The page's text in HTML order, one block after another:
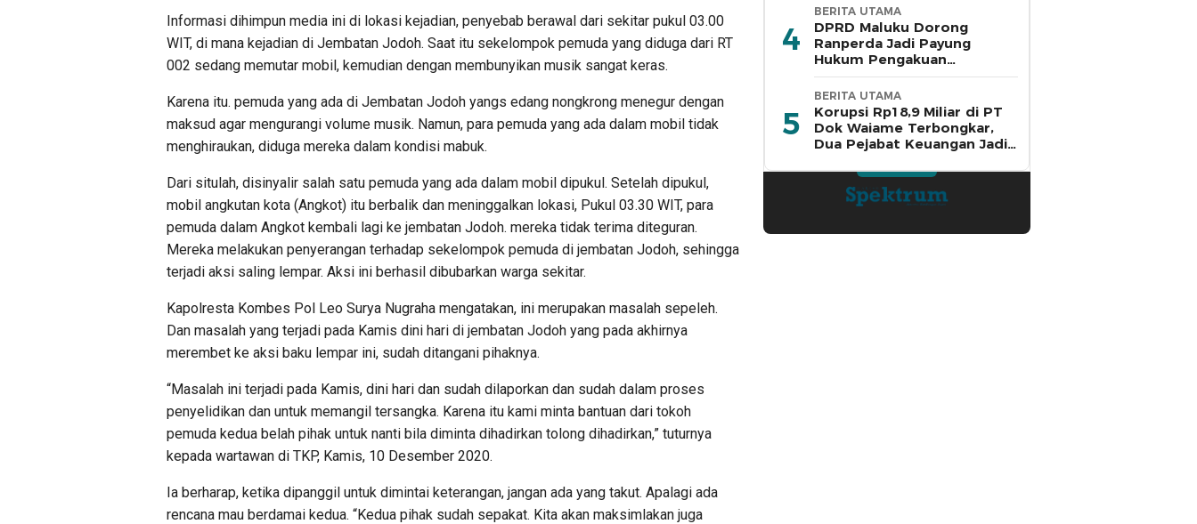
Informasi dihimpun media ini di lokasi kejadian, penyebab berawal dari sekitar pukul 03.00
WIT, di mana kejadian di Jembatan Jodoh. Saat itu sekelompok pemuda yang diduga dari RT
002 sedang memutar mobil, kemudian dengan membunyikan musik sangat keras.
Karena itu. pemuda yang ada di Jembatan Jodoh yangs edang nongkrong menegur dengan
maksud agar mengurangi volume musik. Namun, para pemuda yang ada dalam mobil tidak
menghiraukan, diduga mereka dalam kondisi mabuk.
Dari situlah, disinyalir salah satu pemuda yang ada dalam mobil dipukul. Setelah dipukul,
mobil angkutan kota (Angkot) itu berbalik dan meninggalkan lokasi, Pukul 03.30 WIT, para
pemuda dalam Angkot kembali lagi ke jembatan Jodoh. mereka tidak terima diteguran.
Mereka melakukan penyerangan terhadap sekelompok pemuda di jembatan Jodoh, sehingga
terjadi aksi saling lempar. Aksi ini berhasil dibubarkan warga sekitar.
Kapolresta Kombes Pol Leo Surya Nugraha mengatakan, ini merupakan masalah sepeleh.
Dan masalah yang terjadi pada Kamis dini hari di jembatan Jodoh yang pada akhirnya
merembet ke aksi baku lempar ini, sudah ditangani pihaknya.
“Masalah ini terjadi pada Kamis, dini hari dan sudah dilaporkan dan sudah dalam proses
penyelidikan dan untuk memangil tersangka. Karena itu kami minta bantuan dari tokoh
pemuda kedua belah pihak untuk nanti bila diminta dihadirkan tolong dihadirkan,” tuturnya
kepada wartawan di TKP, Kamis, 10 Desember 2020.
Ia berharap, ketika dipanggil untuk dimintai keterangan, jangan ada yang takut. Apalagi ada
rencana mau berdamai kedua. “Kedua pihak sudah sepakat. Kita akan maksimlakan juga
4
BERITA UTAMA
DPRD Maluku Dorong
Ranperda Jadi Payung
Hukum Pengakuan
Masyarakat Adat
5
BERITA UTAMA
Korupsi Rp18,9 Miliar di PT
Dok Waiame Terbongkar,
Dua Pejabat Keuangan Jadi